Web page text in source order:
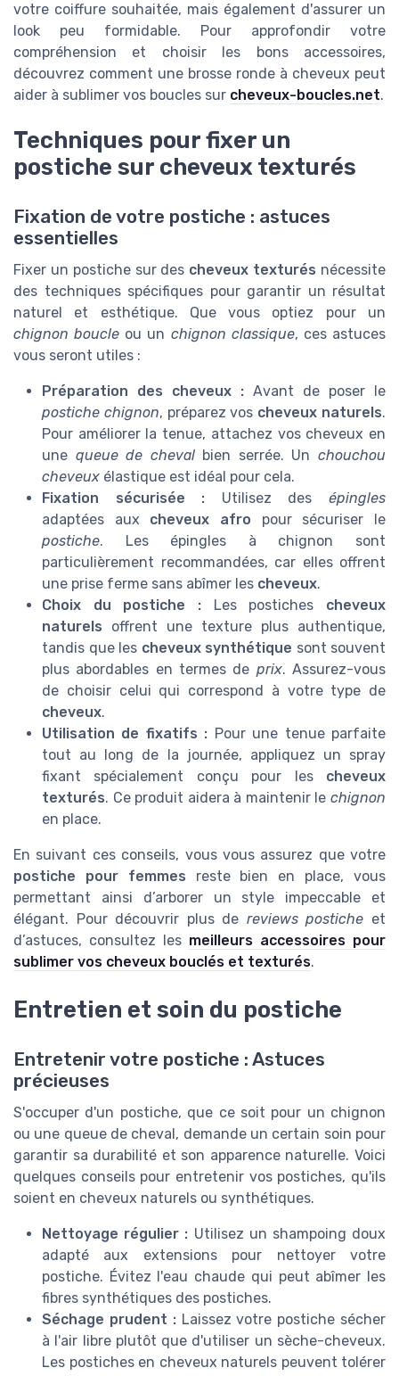
votre coiffure souhaitée, mais également d'assurer un
look peu formidable. Pour approfondir votre
compréhension et choisir les bons accessoires,
découvrez comment une brosse ronde à cheveux peut
aider à sublimer vos boucles sur cheveux-boucles.net.
Techniques pour fixer un
postiche sur cheveux texturés
Fixation de votre postiche : astuces
essentielles
Fixer un postiche sur des cheveux texturés nécessite
des techniques spécifiques pour garantir un résultat
naturel et esthétique. Que vous optiez pour un
chignon boucle ou un chignon classique, ces astuces
vous seront utiles :
Préparation des cheveux : Avant de poser le
postiche chignon, préparez vos cheveux naturels.
Pour améliorer la tenue, attachez vos cheveux en
une queue de chevalbien serrée. Unchouchou
cheveux élastique est idéal pour cela.
Fixation sécurisée : Utilisez desépingles
adaptées aux cheveux afro pour sécuriser le
postiche. Les épingles à chignon sont
particulièrement recommandées, car elles offrent
une prise ferme sans abîmer les cheveux.
Choix du postiche : Les postiches cheveux
naturels offrent une texture plus authentique,
tandis que les cheveux synthétique sont souvent
plus abordables en termes de prix. Assurez-vous
de choisir celui qui correspond à votre type de
cheveux.
Utilisation de fixatifs : Pour une tenue parfaite
tout au long de la journée, appliquez un spray
fixant spécialement conçu pour les cheveux
texturés. Ce produit aidera à maintenir le chignon
en place.
En suivant ces conseils, vous vous assurez que votre
postiche pour femmes reste bien en place, vous
permettant ainsi d’arborer un style impeccable et
élégant. Pour découvrir plus de reviews postiche et
d’astuces, consultez les meilleurs accessoires pour
sublimer vos cheveux bouclés et texturés.
Entretien et soin du postiche
Entretenir votre postiche : Astuces
précieuses
S'occuper d'un postiche, que ce soit pour un chignon
ou une queue de cheval, demande un certain soin pour
garantir sa durabilité et son apparence naturelle. Voici
quelques conseils pour entretenir vos postiches, qu'ils
soient en cheveux naturels ou synthétiques.
Nettoyage régulier : Utilisez un shampoing doux
adapté aux extensions pour nettoyer votre
postiche. Évitez l'eau chaude qui peut abîmer les
fibres synthétiques des postiches.
Séchage prudent :Laissez votre postiche sécher
à l'air libre plutôt que d'utiliser un sèche-cheveux.
Les postiches en cheveux naturels peuvent tolérer